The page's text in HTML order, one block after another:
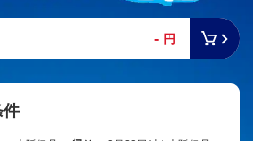
- 円
件